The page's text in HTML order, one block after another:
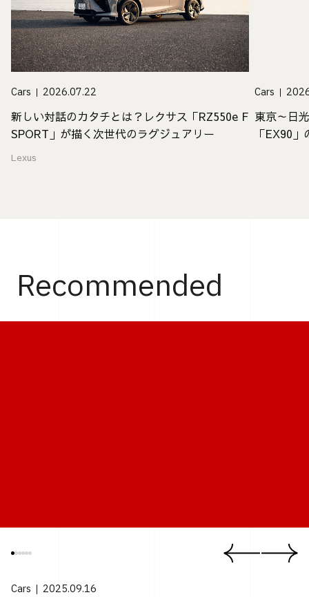
Cars 2026.07.22
新しい対話のカタチとは？レクサス「RZ550e F
SPORT」が描く次世代のラグジュアリー
Lexus
Cars
東京～日
「EX90」
Recommended
Cars 2025.09.16